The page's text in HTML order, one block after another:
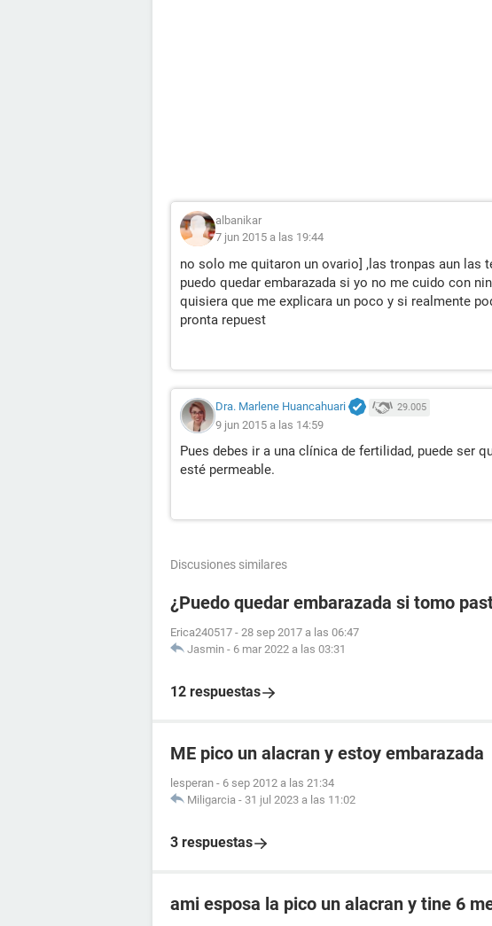
albanikar
7 jun 2015 a las 19:44
no solo me quitaron un ovario] ,las tronpas aun las
puedo quedar embarazada si yo no me cuido con
quisiera que me explicara un poco y si realmente
pronta repuest
Dra. Marlene Huancahuari 29.005
9 jun 2015 a las 14:59
Pues debes ir a una clínica de fertilidad, puede ser
esté permeable.
Discusiones similares
¿Puedo quedar embarazada si tomo
Erica240517 - 28 sep 2017 a las 06:47
Jasmin - 6 mar 2022 a las 03:31
12 respuestas
ME pico un alacran y estoy embarazada
lesperan - 6 sep 2012 a las 21:34
Miligarcia - 31 jul 2023 a las 11:02
3 respuestas
ami esposa la pico un alacran y tine 6